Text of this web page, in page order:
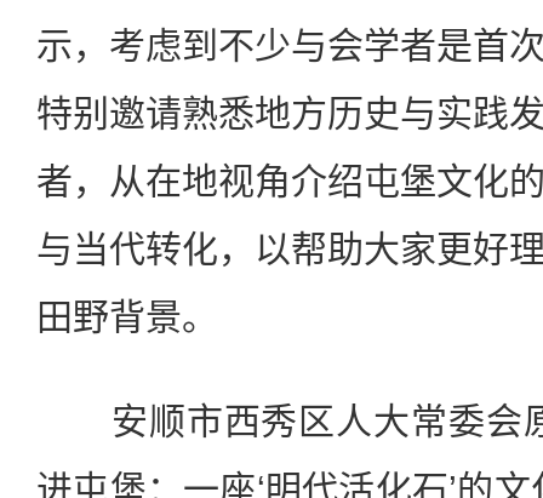
示，考虑到不少与会学者是首
特别邀请熟悉地方历史与实践
者，从在地视角介绍屯堡文化
与当代转化，以帮助大家更好
田野背景。
安顺市西秀区人大常委会
进屯堡：一座‘明代活化石’的